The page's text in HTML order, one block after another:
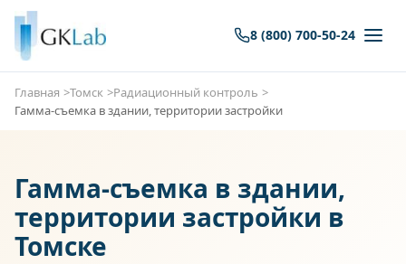
8 (800) 700-50-24
Главная Томск
Радиационный контроль
Гамма-съемка в здании, территории застройки
Гамма-съемка в здании,
территории застройки в
Томске